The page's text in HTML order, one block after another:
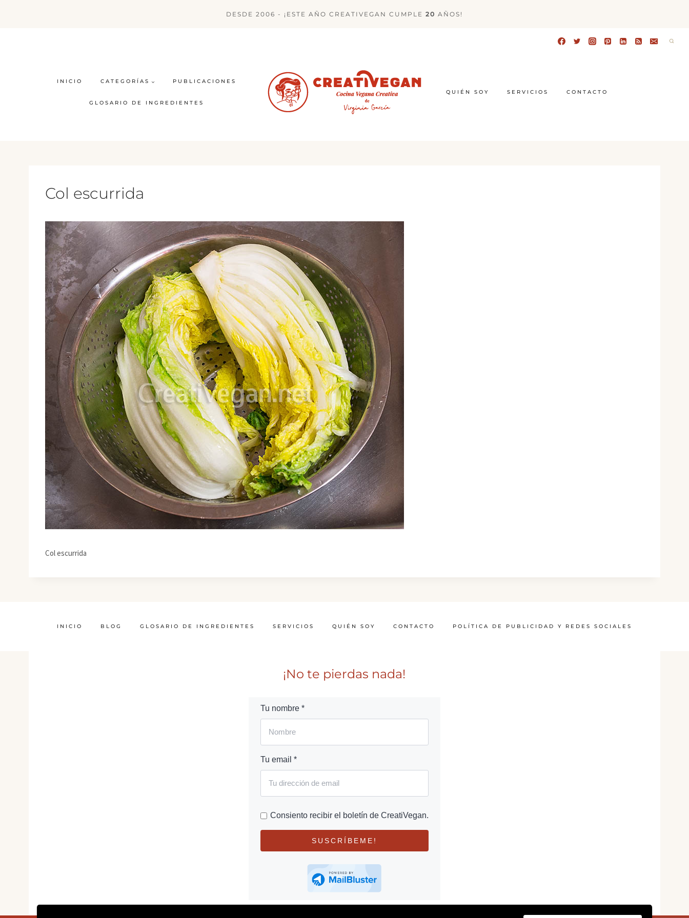
DESDE 2006 - ¡ESTE AÑO CREATIVEGAN CUMPLE 20 AÑOS!
INICIO CATEGORÍAS PUBLICACIONES
GLOSARIO DE INGREDIENTES
QUIÉN SOY SERVICIOS CONTACTO
Col escurrida
Col escurrida
INICIO BLOG GLOSARIO DE INGREDIENTES SERVICIOS QUIÉN SOY CONTACTO POLÍTICA DE PUBLICIDAD Y REDES SOCIALES
¡No te pierdas nada!
Tu nombre *
Tu email *
Consiento recibir el boletín de CreatiVegan.
SUSCRÍBEME!